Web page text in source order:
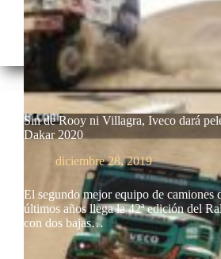
Sin de Rooy ni Villagra, Iveco dará
Dakar 2020
diciembre 28, 2019
El segundo mejor equipo de camiones
últimos años llega la 42ª edición del
con dos bajas…